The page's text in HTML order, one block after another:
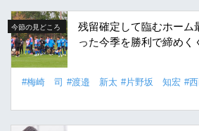
今節の見どころ
残留確定して臨むホーム
った今季を勝利で締めく
#梅崎 司 #渡邉 新太 #片野坂 知宏 #